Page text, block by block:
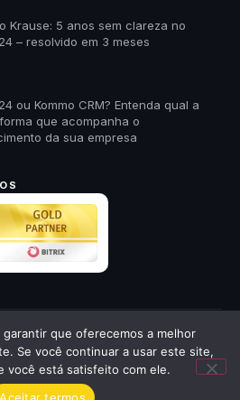
Krause: 5 anos sem clareza no
– resolvido em 3 meses
ou Kommo CRM? Entenda qual a
que acompanha o
da sua empresa
direitos reservados ·23a.com.pt
início ↑
receber um diagnóstico
da sua empresa? Me
aqui!
✕
garantir que oferecemos a melhor
Se você continuar a usar este site,
você está satisfeito com ele.
Aceitar termos